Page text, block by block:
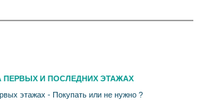
ПЕРВЫХ И ПОСЛЕДНИХ ЭТАЖАХ
этажах - Покупать или не нужно ?